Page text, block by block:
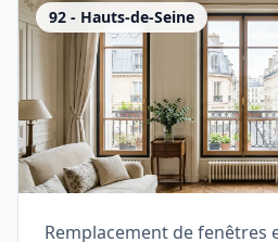
92 - Hauts-de-Seine
Remplacement de fenêtres